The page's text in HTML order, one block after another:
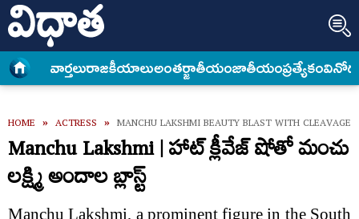
వార్త‌లురాజకీయాలుఅంత‌ర్జాతీయంజాతీయంప్రత్యేకం
HOME » ACTRESS » MANCHU LAKSHMI BEAUTY BLAST WITH CLEAVAGE
Manchu Lakshmi | హాట్ క్లీవేజ్ షోతో మంచు
లక్ష్మి అందాల బ్లాస్ట్
Manchu Lakshmi, a prominent figure in the South